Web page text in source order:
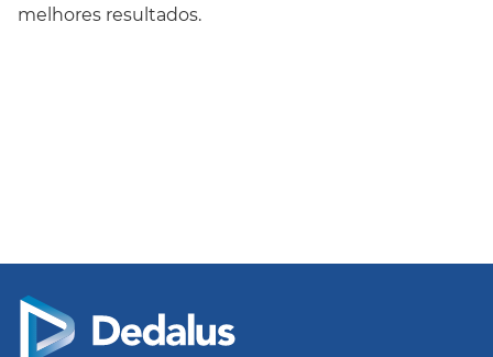
melhores resultados.